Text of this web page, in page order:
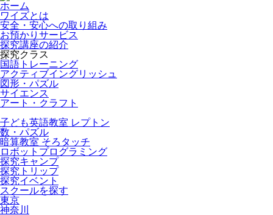
ホーム
ワイズとは
安全・安心への取り組み
お預かりサービス
探究講座の紹介
探究クラス
国語トレーニング
アクティブイングリッシュ
図形・パズル
サイエンス
アート・クラフト
子ども英語教室 レプトン
数・パズル
暗算教室 そろタッチ
ロボットプログラミング
探究キャンプ
探究トリップ
探究イベント
スクールを探す
東京
神奈川